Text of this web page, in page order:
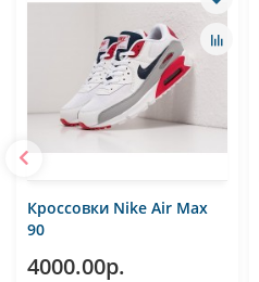
Кроссовки Nike Air Max
90
4000.00р.